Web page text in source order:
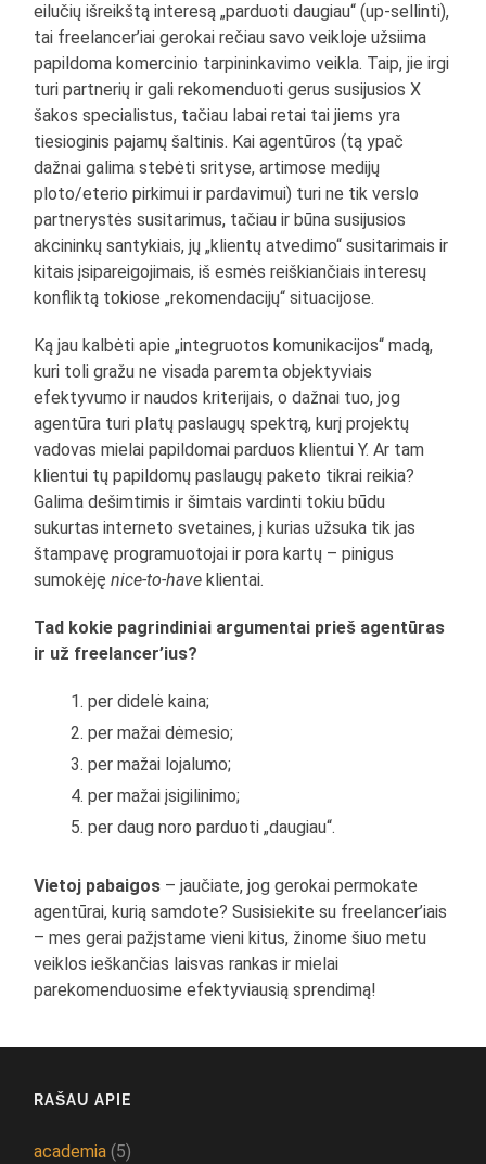
eilučių išreikštą interesą „parduoti daugiau“ (up-sellinti),
tai freelancer’iai gerokai rečiau savo veikloje užsiima
papildoma komercinio tarpininkavimo veikla. Taip, jie irgi
turi partnerių ir gali rekomenduoti gerus susijusios X
šakos specialistus, tačiau labai retai tai jiems yra
tiesioginis pajamų šaltinis. Kai agentūros (tą ypač
dažnai galima stebėti srityse, artimose medijų
ploto/eterio pirkimui ir pardavimui) turi ne tik verslo
partnerystės susitarimus, tačiau ir būna susijusios
akcininkų santykiais, jų „klientų atvedimo“ susitarimais ir
kitais įsipareigojimais, iš esmės reiškiančiais interesų
konfliktą tokiose „rekomendacijų“ situacijose.
Ką jau kalbėti apie „integruotos komunikacijos“ madą,
kuri toli gražu ne visada paremta objektyviais
efektyvumo ir naudos kriterijais, o dažnai tuo, jog
agentūra turi platų paslaugų spektrą, kurį projektų
vadovas mielai papildomai parduos klientui Y. Ar tam
klientui tų papildomų paslaugų paketo tikrai reikia?
Galima dešimtimis ir šimtais vardinti tokiu būdu
sukurtas interneto svetaines, į kurias užsuka tik jas
štampavę programuotojai ir pora kartų – pinigus
sumokėjęnice-to-have klientai.
Tad kokie pagrindiniai argumentai prieš agentūras
ir už freelancer’ius?
per didelė kaina;
per mažai dėmesio;
per mažai lojalumo;
per mažai įsigilinimo;
per daug noro parduoti „daugiau“.
Vietoj pabaigos – jaučiate, jog gerokai permokate
agentūrai, kurią samdote? Susisiekite su freelancer’iais
– mes gerai pažįstame vieni kitus, žinome šiuo metu
veiklos ieškančias laisvas rankas ir mielai
parekomenduosime efektyviausią sprendimą!
RAŠAU APIE
academia (5)